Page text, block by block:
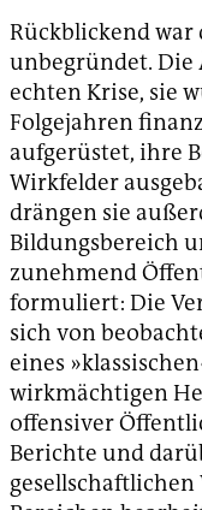
Rückblickend
unbegründet.
echten Krise, sie
Folgejahren
aufgerüstet, ihre
Wirkfelder
drängen sie
Bildungsbereich
zunehmend
formuliert: Die
sich von
eines
wirkmächtigen
offensiver
Berichte und